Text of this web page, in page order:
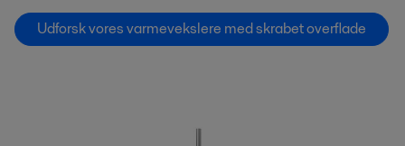
Udforsk vores varmevekslere med skrabet overflade